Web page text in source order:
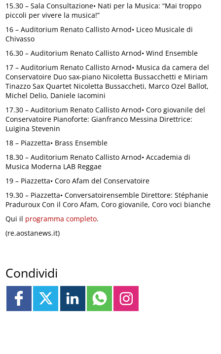
15.30 – Sala Consultazione• Nati per la Musica: “Mai troppo
piccoli per vivere la musica!”
16 – Auditorium Renato Callisto Arnod• Liceo Musicale di
Chivasso
16.30 – Auditorium Renato Callisto Arnod• Wind Ensemble
17 – Auditorium Renato Callisto Arnod• Musica da camera del
Conservatoire Duo sax-piano Nicoletta Bussacchetti e Miriam
Tinazzo Sax Quartet Nicoletta Bussaccheti, Marco Ozel Ballot,
Michel Delio, Daniele Iacomini
17.30 – Auditorium Renato Callisto Arnod• Coro giovanile del
Conservatoire Pianoforte: Gianfranco Messina Direttrice:
Luigina Stevenin
18 – Piazzetta• Brass Ensemble
18.30 – Auditorium Renato Callisto Arnod• Accademia di
Musica Moderna LAB Reggae
19 – Piazzetta• Coro Afam del Conservatoire
19.30 – Piazzetta• Conversatoirensemble Direttore: Stéphanie
Praduroux Con il Coro Afam, Coro giovanile, Coro voci bianche
Qui il programma completo.
(re.aostanews.it)
Condividi